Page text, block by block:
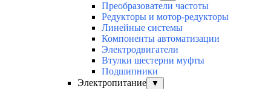
Преобразователи частоты
Редукторы и мотор-редукторы
Линейные системы
Компоненты автоматизации
Электродвигатели
Втулки шестерни муфты
Подшипники
Электропитание
▼